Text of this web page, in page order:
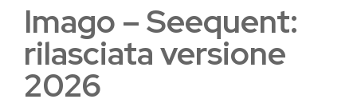
Imago – Seequent:
rilasciata versione
2026